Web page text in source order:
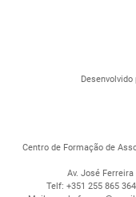
Desenvolvido
Centro de Formação de
Av. José Ferreira
Telf: +351 255 865